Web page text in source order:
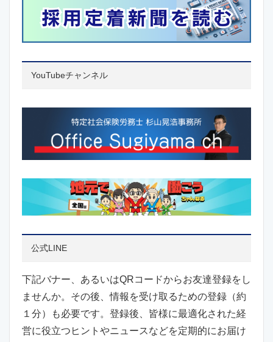
YouTubeチャンネル
公式LINE
下記バナー、あるいはQRコードからお友達登録をし
ませんか。その後、情報を受け取るための登録（約
１分）も必要です。登録後、皆様に最適化された経
営に役立つヒントやニュースなどを定期的にお届け